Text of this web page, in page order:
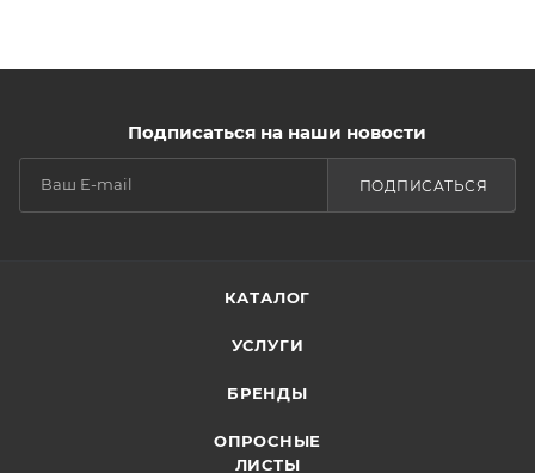
Подписаться на наши новости
ПОДПИСАТЬСЯ
КАТАЛОГ
УСЛУГИ
БРЕНДЫ
ОПРОСНЫЕ
ЛИСТЫ